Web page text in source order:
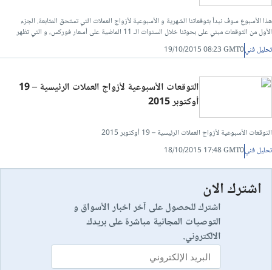
هذا الأسبوع سوف نبدأ بتوقعاتنا الشهرية و الأسبوعية لأزواج العملات التي تستحق المتابعة. الجزء
الأول من التوقعات مبني على بحوثنا خلال السنوات الـ 11 الماضية على أسعار فوركس، و التي تظهر
بأن المنهجيات التالية أدت إلى نتائج مربحة
تحليل فني19/10/2015 08:23 GMT0
التوقعات الأسبوعية لأزواج العملات الرئيسية – 19
أوكتوبر 2015
التوقعات الأسبوعية لأزواج العملات الرئيسية – 19 أوكتوبر 2015
تحليل فني18/10/2015 17:48 GMT0
اشترك الان
اشترك للحصول على آخر اخبار الأسواق و
التوصيات المجانية مباشرة على بريدك
الالكتروني.